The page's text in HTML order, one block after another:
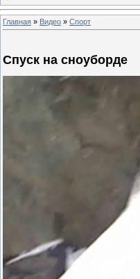
Главная » Видео » Спорт
Спуск на сноуборде